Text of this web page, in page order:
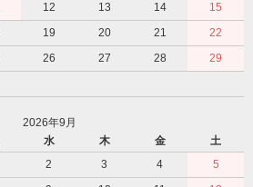
12 13 14
15
19 20 21
22
26 27 28
29
2026年9月
水 木 金
土
2 3 4
5